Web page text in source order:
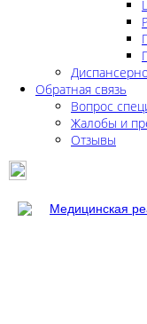
Обратная связь
Вопрос
Жалобы и
Отзывы